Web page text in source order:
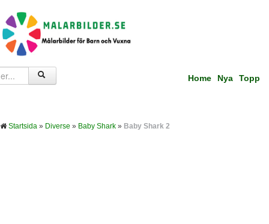
Home Nya Topp
Startsida » Diverse » Baby Shark » Baby Shark 2